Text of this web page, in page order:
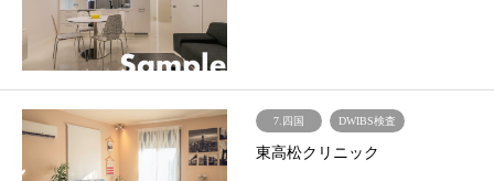
7.四国 DWIBS検査
東高松クリニック